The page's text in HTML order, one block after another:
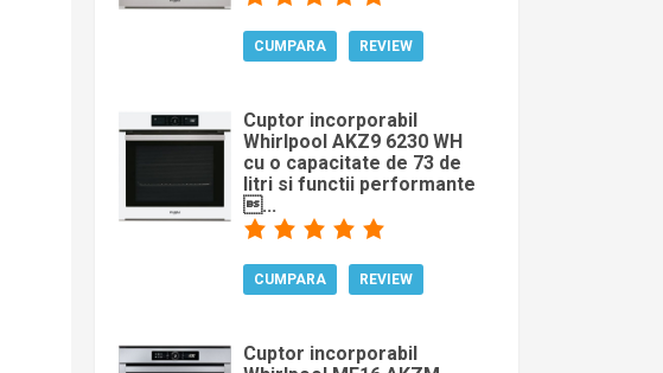
CUMPARA REVIEW
Cuptor incorporabil
Whirlpool AKZ9 6230 WH
cu o capacitate de 73 de
litri si functii performante
...
CUMPARA REVIEW
Cuptor incorporabil